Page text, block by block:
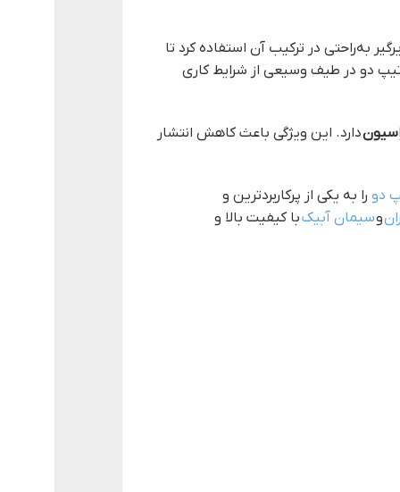
به‌راحتی در ترکیب آن استفاده کرد تا
دو در طیف وسیعی از شرایط کاری
دارد. این ویژگی باعث کاهش انتشار
دو را به یکی از پرکاربردترین و
وسیمان آبیکبا کیفیت بالا و